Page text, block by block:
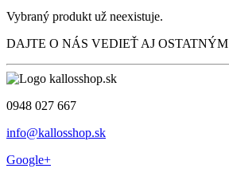
Vybraný produkt už neexistuje.
DAJTE O NÁS VEDIEŤ AJ OSTATNÝM
0948 027 667
info@kallosshop.sk
Google+